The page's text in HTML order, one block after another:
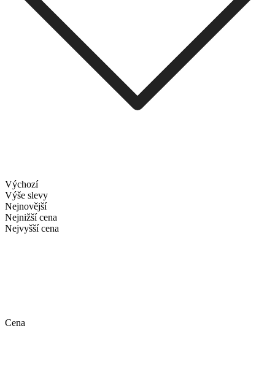
Výchozí
Výše slevy
Nejnovější
Nejnižší cena
Nejvyšší cena
Cena